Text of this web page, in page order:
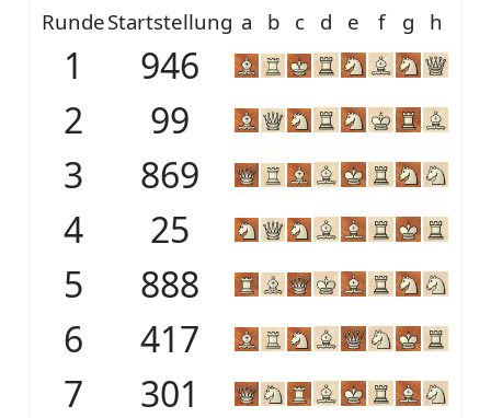
RundeStartstellung a b c d e f g h
1
946
2
99
3
869
4
25
5
888
6
417
7
301